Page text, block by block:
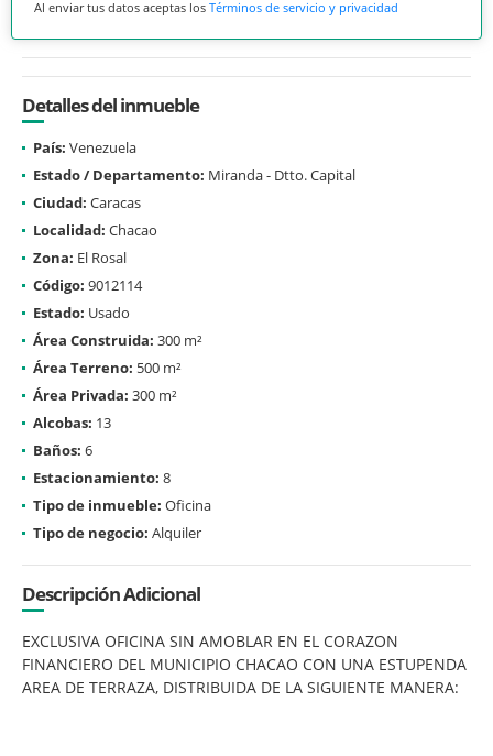
Al enviar tus datos aceptas los Términos de servicio y privacidad
Detalles del inmueble
País: Venezuela
Estado / Departamento: Miranda - Dtto. Capital
Ciudad: Caracas
Localidad: Chacao
Zona: El Rosal
Código: 9012114
Estado: Usado
Área Construida: 300 m²
Área Terreno: 500 m²
Área Privada: 300 m²
Alcobas: 13
Baños: 6
Estacionamiento: 8
Tipo de inmueble: Oficina
Tipo de negocio: Alquiler
Descripción Adicional
EXCLUSIVA OFICINA SIN AMOBLAR EN EL CORAZON
FINANCIERO DEL MUNICIPIO CHACAO CON UNA ESTUPENDA
AREA DE TERRAZA, DISTRIBUIDA DE LA SIGUIENTE MANERA: